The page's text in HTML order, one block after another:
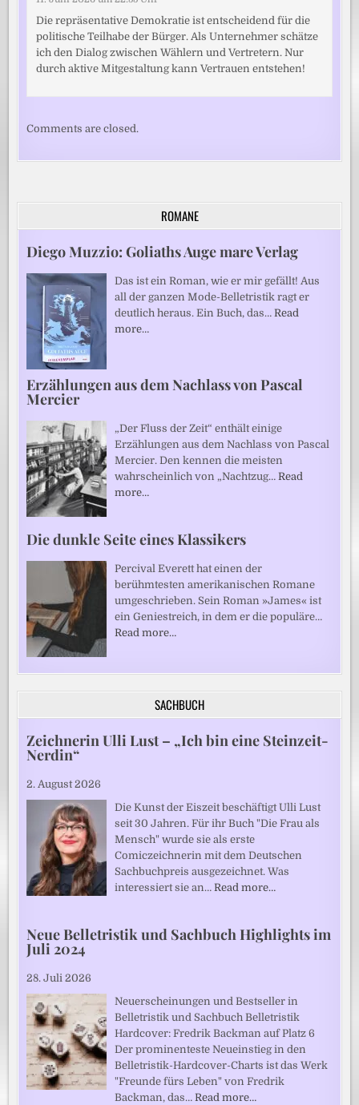
Die repräsentative Demokratie ist entscheidend für die
politische Teilhabe der Bürger. Als Unternehmer schätze
ich den Dialog zwischen Wählern und Vertretern. Nur
durch aktive Mitgestaltung kann Vertrauen entstehen!
Comments are closed.
ROMANE
Diego Muzzio: Goliaths Auge mare Verlag
Das ist ein Roman, wie er mir gefällt! Aus
all der ganzen Mode-Belletristik ragt er
deutlich heraus. Ein Buch, das…Read
more…
Erzählungen aus dem Nachlass von Pascal
Mercier
„Der Fluss der Zeit“ enthält einige
Erzählungen aus dem Nachlass von Pascal
Mercier. Den kennen die meisten
wahrscheinlich von „Nachtzug…Read
more…
Die dunkle Seite eines Klassikers
Percival Everett hat einen der
berühmtesten amerikanischen Romane
umgeschrieben. Sein Roman »James« ist
ein Geniestreich, in dem er die populäre…
Read more…
SACHBUCH
Zeichnerin Ulli Lust – „Ich bin eine Steinzeit-
Nerdin“
2. August 2026
Die Kunst der Eiszeit beschäftigt Ulli Lust
seit 30 Jahren. Für ihr Buch "Die Frau als
Mensch" wurde sie als erste
Comiczeichnerin mit dem Deutschen
Sachbuchpreis ausgezeichnet. Was
interessiert sie an…Read more…
Neue Belletristik und Sachbuch Highlights im
Juli 2024
28. Juli 2026
Neuerscheinungen und Bestseller in
Belletristik und Sachbuch Belletristik
Hardcover: Fredrik Backman auf Platz 6
Der prominenteste Neueinstieg in den
Belletristik-Hardcover-Charts ist das Werk
"Freunde fürs Leben" von Fredrik
Backman, das…Read more…